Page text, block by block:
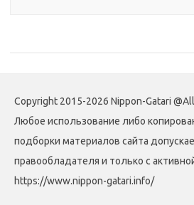
Copyright 2015-2026 Nippon-Gatari
Любое использование либо
подборки материалов сайта
правообладателя и только с
https://www.nippon-gatari.info/